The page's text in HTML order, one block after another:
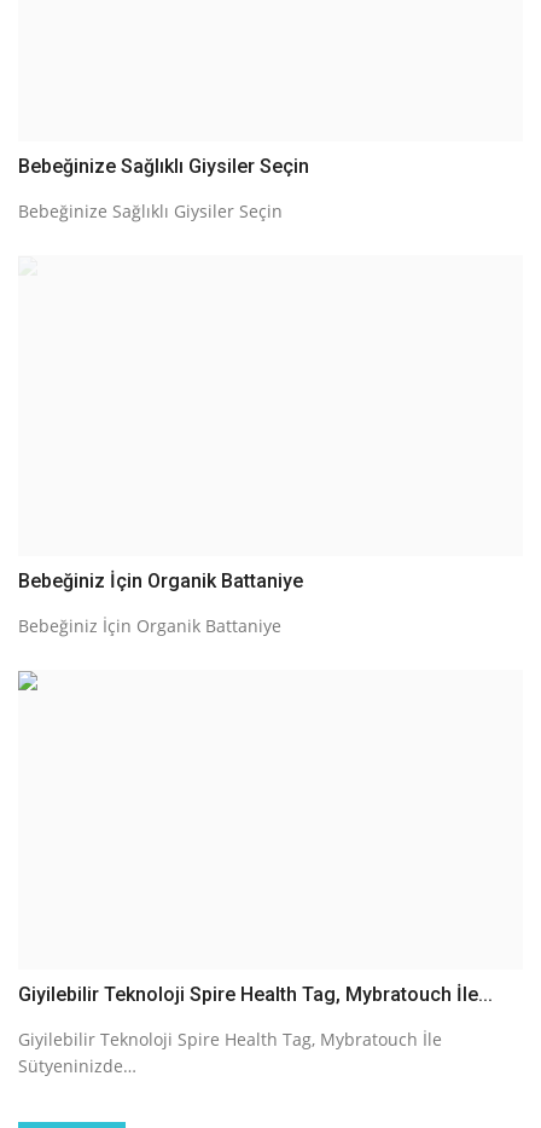
Bebeğinize Sağlıklı Giysiler Seçin
Bebeğinize Sağlıklı Giysiler Seçin
Bebeğiniz İçin Organik Battaniye
Bebeğiniz İçin Organik Battaniye
Giyilebilir Teknoloji Spire Health Tag, Mybratouch İle...
Giyilebilir Teknoloji Spire Health Tag, Mybratouch İle
Sütyeninizde…